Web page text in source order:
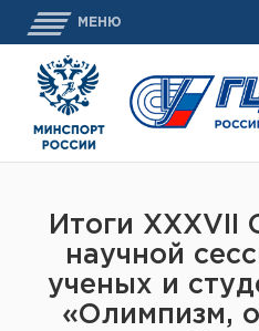
МЕНЮ
Итоги XXXVII
научной
ученых и
«Олимпизм,